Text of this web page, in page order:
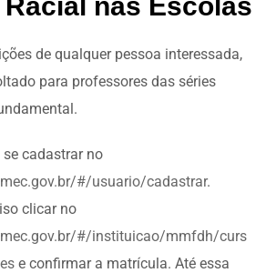
de qualquer pessoa interessada,
para professores das séries
cadastrar no
#/usuario/cadastrar.
clicar no
#/instituicao/mmfdh/curs
e confirmar a matrícula. Até essa